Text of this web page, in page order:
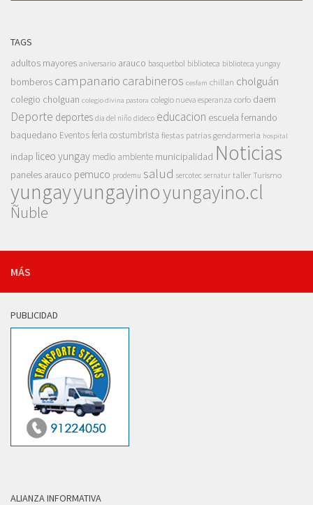
TAGS
adultos mayores aniversario arauco basquetbol biblioteca biblioteca yungay
bomberos campanario carabineros cesfam chillan cholguán
colegio cholguan colegio divina pastora colegio nueva esperanza corfo daem
Deporte deportes dia del niño dideco educacion escuela fernando
baquedano Eventosferia costumbrista fiestas patrias gendarmeria hospital
indap liceo yungay medio ambiente municipalidad Noticias
paneles arauco pemuco prodemu salud sercotec sernatur taller Turismo
yungayyungayinoyungayino.cl
Ñuble
MÁS
PUBLICIDAD
ALIANZA INFORMATIVA